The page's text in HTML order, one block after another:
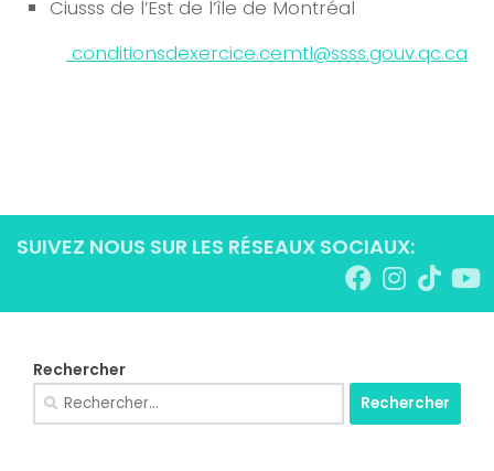
Ciusss de l’Est de l’île de Montréal
conditionsdexercice.cemtl@ssss.gouv.qc.ca
SUIVEZ NOUS SUR LES RÉSEAUX SOCIAUX:
Rechercher
Rechercher :